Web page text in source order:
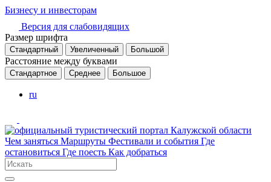
Бизнесу и инвесторам
Версия для слабовидящих
Размер шрифта
Стандартный Увеличенный Большой
Расстояние между буквами
Стандартное Среднее Большое
ru
Чем заняться Маршруты Фестивали и события Где
остановиться Где поесть Как добраться